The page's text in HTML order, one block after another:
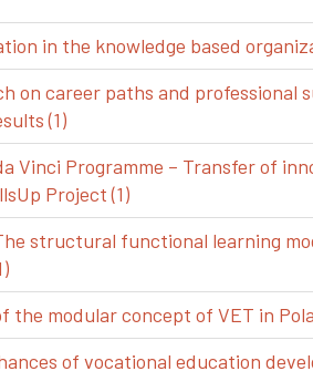
in the knowledge based
on career paths and professional
(1)
Vinci Programme – Transfer of
Project (1)
structural functional learning
the modular concept of VET in
of vocational education